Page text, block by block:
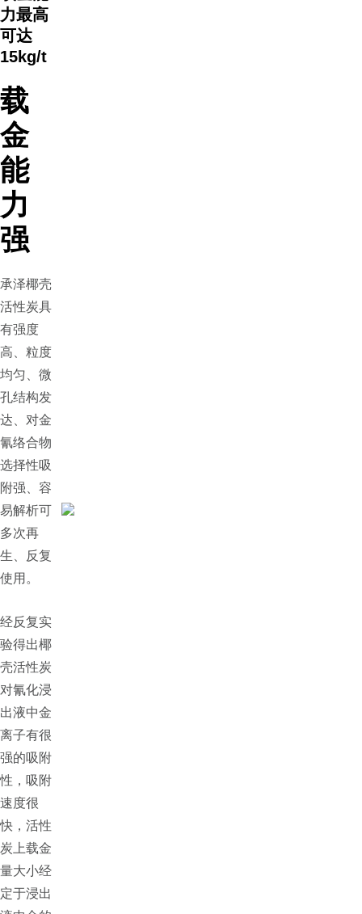
力最高
可达
15kg/t
载
金
能
力
强
承泽椰壳
活性炭具
有强度
高、粒度
均匀、微
孔结构发
达、对金
氰络合物
选择性吸
附强、容
易解析可
多次再
生、反复
使用。
经反复实
验得出椰
壳活性炭
对氰化浸
出液中金
离子有很
强的吸附
性，吸附
速度很
快，活性
炭上载金
量大小经
定于浸出